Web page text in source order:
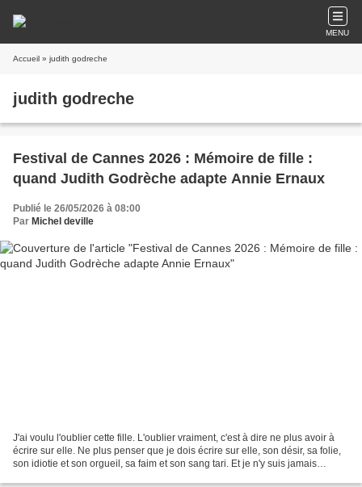
MENU
Accueil » judith godreche
judith godreche
Festival de Cannes 2026 : Mémoire de fille :
quand Judith Godrèche adapte Annie Ernaux
Publié le 26/05/2026 à 08:00
Par Michel deville
J'ai voulu l'oublier cette fille. L'oublier vraiment, c'est à dire ne plus avoir à
écrire sur elle. Ne plus penser que je dois écrire sur elle, son désir, sa folie,
son idiotie et son orgueil, sa faim et son sang tari. Et je n'y suis jamais